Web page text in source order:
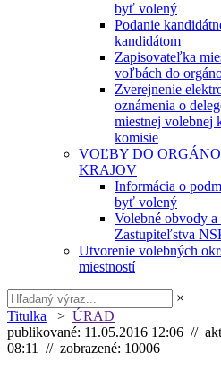
byť volený
Podanie
kandidátom
Zapisovateľka
voľbách do
Zverejnenie
oznámenia o
miestnej volebnej
komisie
VOĽBY DO
KRAJOV
Informácia o
byť volený
Volebné obvody
Zastupiteľstva
Utvorenie volebných
miestností
×
Titulka > ÚRAD
publikované: 11.05.2016 12:06 //
08:11 // zobrazené: 10006